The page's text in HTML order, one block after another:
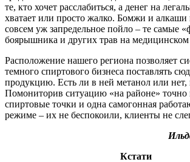
те, кто хочет расслабиться, а денег на
хватает или просто жалко. Бомжи и алкаши
совсем уж запредельное пойло – те самые
боярышника и других трав на медицинском
Расположение нашего региона позволяет
темного спиртового бизнеса поставлять
продукцию. Есть ли в ней метанол или нет,
Помониторив ситуацию «на районе» точно
спиртовые точки и одна самогонная
режиме – их не беспокоили, клиенты не
Кстати